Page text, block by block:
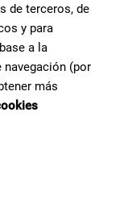
по
de terceros, de
y para
a la
(por
más